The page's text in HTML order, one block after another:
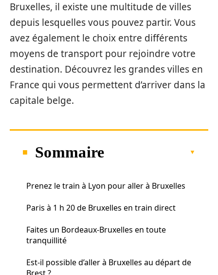
Bruxelles, il existe une multitude de villes
depuis lesquelles vous pouvez partir. Vous
avez également le choix entre différents
moyens de transport pour rejoindre votre
destination. Découvrez les grandes villes en
France qui vous permettent d’arriver dans la
capitale belge.
Sommaire
Prenez le train à Lyon pour aller à Bruxelles
Paris à 1 h 20 de Bruxelles en train direct
Faites un Bordeaux-Bruxelles en toute
tranquillité
Est-il possible d’aller à Bruxelles au départ de
Brest ?